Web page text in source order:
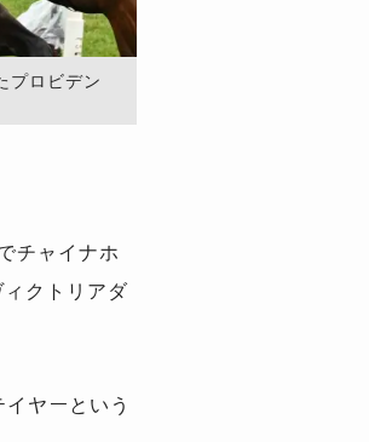
プロビデン
チャイナホ
クトリアダ
ヤーという